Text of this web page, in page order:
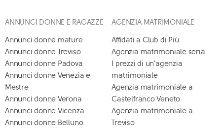
ANNUNCI DONNE E RAGAZZE
Annunci donne mature
Annunci donne Treviso
Annunci donne Padova
Annunci donne Venezia e
Mestre
Annunci donne Verona
Annunci donne Vicenza
Annunci donne Belluno
AGENZIA MATRIMONIALE
Affidati a Club di Più
Agenzia matrimoniale seria
I prezzi di un'agenzia
matrimoniale
Agenzia matrimoniale a
Castelfranco Veneto
Agenzia matrimoniale a
Treviso